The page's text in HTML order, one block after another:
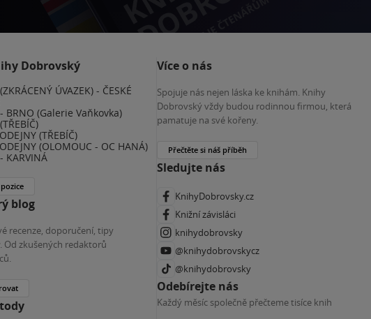
Dobrovský
ÚVAZEK) - ČESKÉ
BRNO (Galerie Vaňkovka)
(TŘEBÍČ)
(OLOMOUC - OC HANÁ)
KARVINÁ
blog
recenze, doporučení, tipy
Od zkušených redaktorů
Více o nás
Spojuje nás nejen láska ke knihám. Knihy
Dobrovský vždy budou rodinnou firmou, která
pamatuje na své kořeny.
Přečtěte si náš příběh
Sledujte nás
KnihyDobrovsky.cz
Knižní závisláci
knihydobrovsky
@knihydobrovskycz
@knihydobrovsky
Odebírejte nás
Každý měsíc společně přečteme tisíce knih